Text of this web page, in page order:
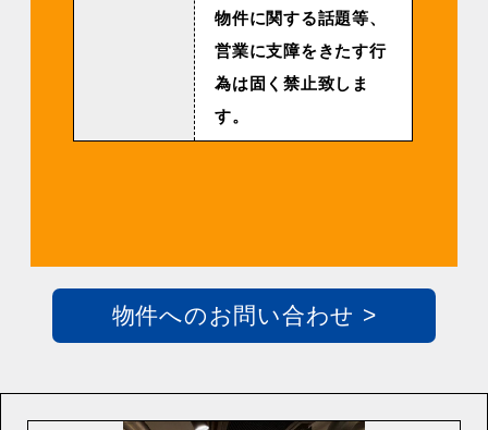
物件に関する話題等、
営業に支障をきたす行
為は固く禁止致しま
す。
物件へのお問い合わせ >